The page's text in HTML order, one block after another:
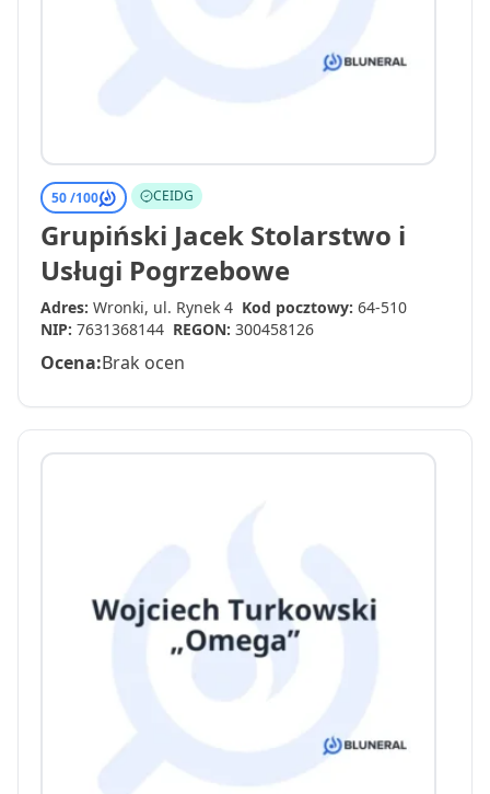
50 /100 CEIDG
Grupiński Jacek Stolarstwo i
Usługi Pogrzebowe
Adres: Wronki, ul. Rynek 4 Kod pocztowy: 64-510
NIP: 7631368144 REGON: 300458126
Ocena:Brak ocen